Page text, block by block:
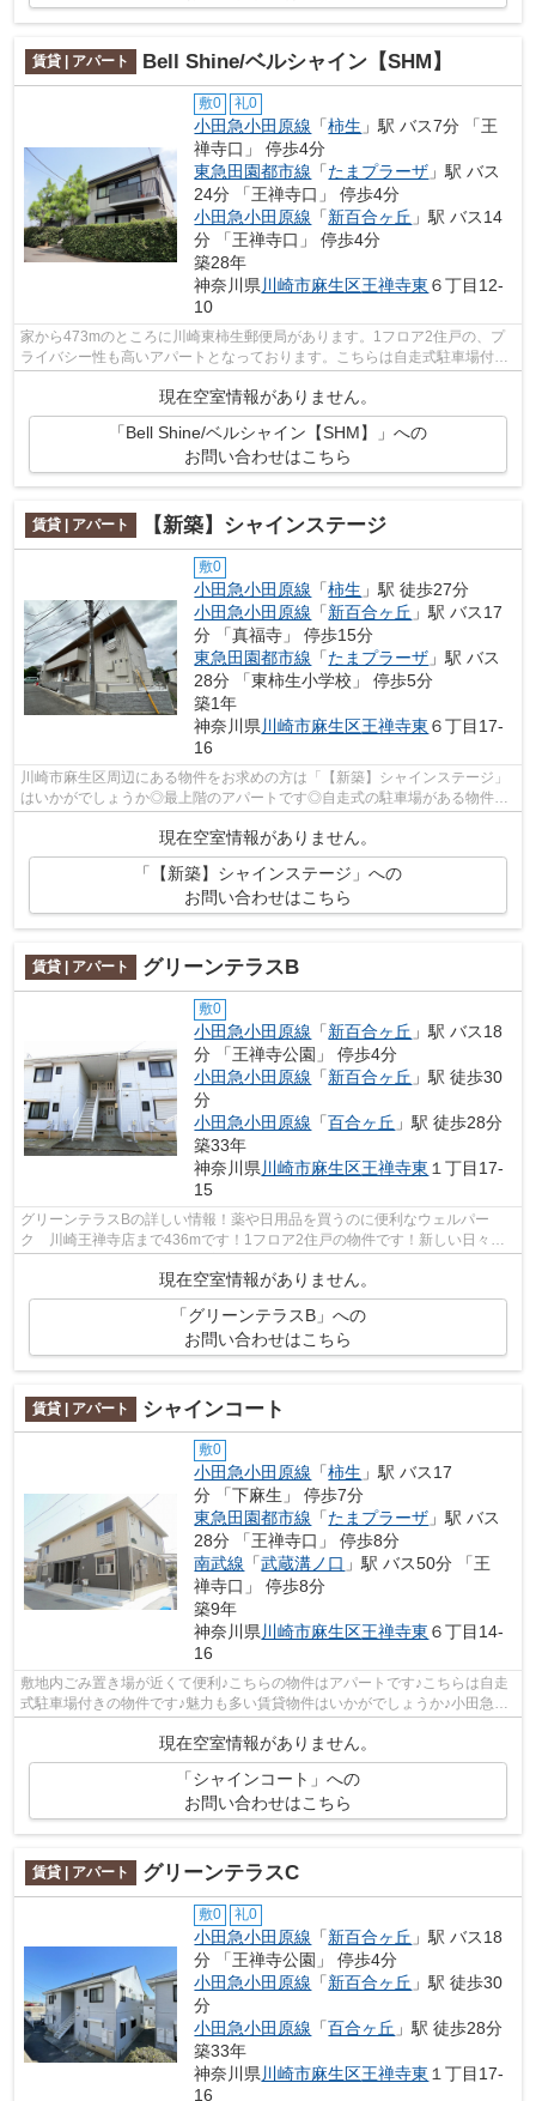
賃貸 | アパート Bell Shine/ベルシャイン【SHM】
敷0 礼0
小田急小田原線 「柿生 」駅 バス7分 「王
禅寺口」 停歩4分
東急田園都市線 「たまプラーザ 」駅 バス
24分 「王禅寺口」 停歩4分
小田急小田原線 「新百合ヶ丘 」駅 バス14
分 「王禅寺口」 停歩4分
築28年
神奈川県 川崎市麻生区王禅寺東 ６丁目12-
10
家から473mのところに川崎東柿生郵便局があります。1フロア2住戸の、プ
ライバシー性も高いアパートとなっております。こちらは自走式駐車場付き
のアパートです。こちらは初期費用をカ...
現在空室情報がありません。
「Bell Shine/ベルシャイン【SHM】」への
お問い合わせはこちら
賃貸 | アパート 【新築】シャインステージ
敷0
小田急小田原線 「柿生 」駅 徒歩27分
小田急小田原線 「新百合ヶ丘 」駅 バス17
分 「真福寺」 停歩15分
東急田園都市線 「たまプラーザ 」駅 バス
28分 「東柿生小学校」 停歩5分
築1年
神奈川県川崎市麻生区王禅寺東 ６丁目17-
16
川崎市麻生区周辺にある物件をお求めの方は「【新築】シャインステージ」
はいかがでしょうか◎最上階のアパートです◎自走式の駐車場がある物件で
現在空室情報がありません。
「【新築】シャインステージ」への
お問い合わせはこちら
賃貸 | アパート グリーンテラスB
敷0
小田急小田原線 「新百合ヶ丘 」駅 バス18
分 「王禅寺公園」 停歩4分
小田急小田原線 「新百合ヶ丘 」駅 徒歩30
分
小田急小田原線 「百合ヶ丘 」駅 徒歩28分
築33年
神奈川県 川崎市麻生区王禅寺東 １丁目17-
15
グリーンテラスBの詳しい情報！薬や日用品を買うのに便利なウェルパー
ク 川崎王禅寺店まで436mです！1フロア2住戸の物件です！新しい日々を
送るにふさわしい、きれいな室内です！丁寧...
現在空室情報がありません。
「グリーンテラスB」への
お問い合わせはこちら
賃貸 | アパート シャインコート
敷0
小田急小田原線 「柿生 」駅 バス17
分 「下麻生」 停歩7分
東急田園都市線 「たまプラーザ 」駅 バス
28分 「王禅寺口」 停歩8分
南武線 「武蔵溝ノ口 」駅 バス50分 「王
禅寺口」 停歩8分
築9年
神奈川県川崎市麻生区王禅寺東 ６丁目14-
16
敷地内ごみ置き場が近くて便利♪こちらの物件はアパートです♪こちらは自走
式駐車場付きの物件です♪魅力も多い賃貸物件はいかがでしょうか♪小田急小
現在空室情報がありません。
「シャインコート」への
お問い合わせはこちら
賃貸 | アパート グリーンテラスC
敷0 礼0
小田急小田原線 「新百合ヶ丘 」駅 バス18
分 「王禅寺公園」 停歩4分
小田急小田原線 「新百合ヶ丘 」駅 徒歩30
分
小田急小田原線 「百合ヶ丘 」駅 徒歩28分
築33年
神奈川県 川崎市麻生区王禅寺東 １丁目17-
16